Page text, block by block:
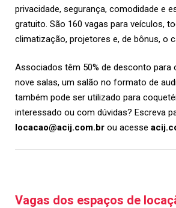
privacidade, segurança, comodidade e
gratuito. São 160 vagas para veículos,
climatização, projetores e, de bônus, o
Associados têm 50% de desconto para
nove salas, um salão no formato de
também pode ser utilizado para
interessado ou com dúvidas? Escreva
locacao@acij.com.br ou acesse
Vagas dos espaços de